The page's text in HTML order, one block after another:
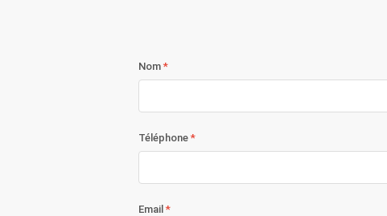
Nom
Téléphone
Email